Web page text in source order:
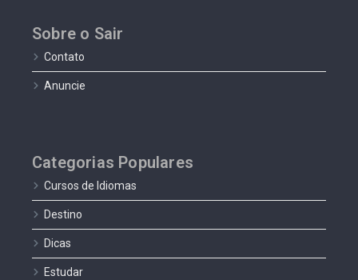
Sobre o Sair
Contato
Anuncie
Categorias Populares
Cursos de Idiomas
Destino
Dicas
Estudar